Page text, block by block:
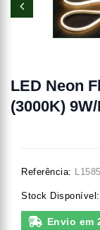
LED Neon
(3000K)
Referência: L1585
Stock Disponível:
Envio em